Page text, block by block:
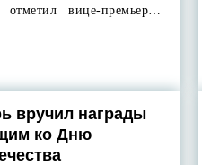
отметил вице-премьер…
вручил награды
ко Дню